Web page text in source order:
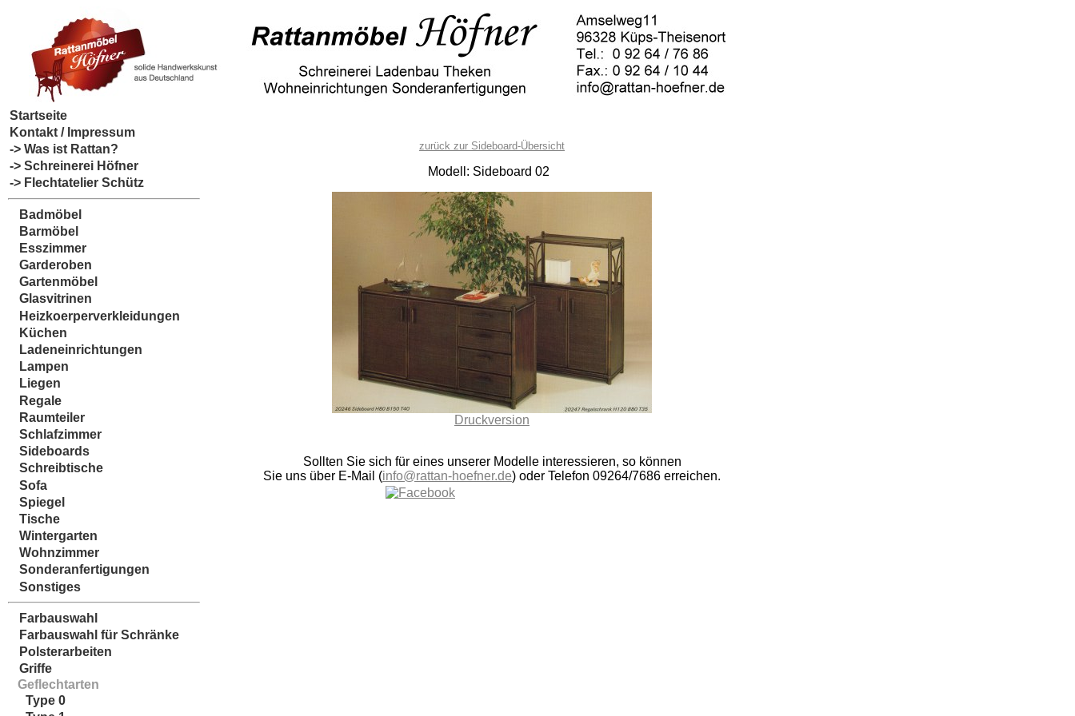
Startseite
Kontakt / Impressum
-> Was ist Rattan?
-> Schreinerei Höfner
-> Flechtatelier Schütz
Badmöbel
Barmöbel
Esszimmer
Garderoben
Gartenmöbel
Glasvitrinen
Heizkoerperverkleidungen
Küchen
Ladeneinrichtungen
Lampen
Liegen
Regale
Raumteiler
Schlafzimmer
Sideboards
Schreibtische
Sofa
Spiegel
Tische
Wintergarten
Wohnzimmer
Sonderanfertigungen
Sonstiges
Farbauswahl
Farbauswahl für Schränke
Polsterarbeiten
Griffe
Geflechtarten
Type 0
zurück zur Sideboard-Übersicht
Modell: Sideboard 02
Druckversion
Sollten Sie sich für eines unserer Modelle interessieren, so können
Sie uns über E-Mail (info@rattan-hoefner.de) oder Telefon 09264/7686 erreichen.